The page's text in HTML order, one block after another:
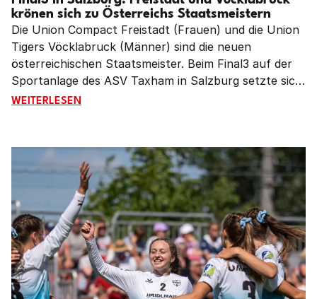
krönen sich zu Österreichs Staatsmeistern
Die Union Compact Freistadt (Frauen) und die Union
Tigers Vöcklabruck (Männer) sind die neuen
österreichischen Staatsmeister. Beim Final3 auf der
Sportanlage des ASV Taxham in Salzburg setzte sich
Freistadt im Frauen-Endspiel nach verlorenem ersten
Nussbach durch und feierte den ersten Feld-
Staatsmeistertitel der Vereinsgeschichte. Bei den
Männern ließ Hallen-Champion und Weltpokalsieger
Vöcklabruck dem TV Wohnplan Enns keine Chance
und gewann das Finale klar mit 4:0 (11:6, 11:8, 11:6,
11:9).
WEITERLESENFINAL3 IN SALZBURG: FREISTADT UND